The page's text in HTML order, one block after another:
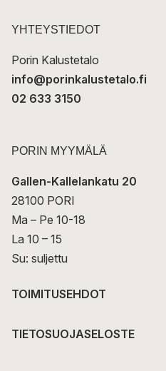
t
YHTEYSTIEDOT
Porin Kalustetalo
info@porinkalustetalo.fi
02 633 3150
PORIN MYYMÄLÄ
Gallen-Kallelankatu 20
28100 PORI
Ma – Pe 10-18
La 10 – 15
Su: suljettu
TOIMITUSEHDOT
TIETOSUOJASELOSTE